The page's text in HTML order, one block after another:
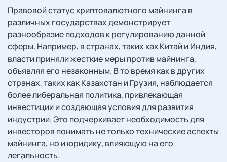
Правовой статус криптовалютного майнинга в
различных государствах демонстрирует
разнообразие подходов к регулированию данной
сферы. Например, в странах, таких как Китай и Индия,
власти приняли жесткие меры против майнинга,
объявляя его незаконным. В то время как в других
странах, таких как Казахстан и Грузия, наблюдается
более либеральная политика, привлекающая
инвестиции и создающая условия для развития
индустрии. Это подчеркивает необходимость для
инвесторов понимать не только технические аспекты
майнинга, но и юридику, влияющую на его
легальность.